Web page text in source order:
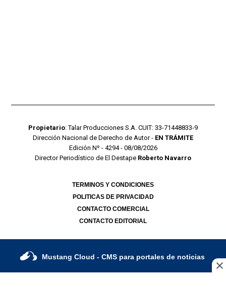
Propietario: Talar Producciones S.A. CUIT: 33-71448833-9
Dirección Nacional de Derecho de Autor - EN TRÁMITE
Edición Nº - 4294 - 08/08/2026
Director Periodístico de El Destape Roberto Navarro
TERMINOS Y CONDICIONES
POLITICAS DE PRIVACIDAD
CONTACTO COMERCIAL
CONTACTO EDITORIAL
Mustang Cloud - CMS para portales de noticias